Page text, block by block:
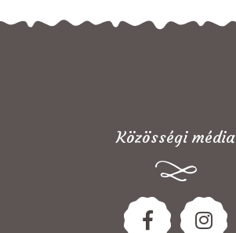
Közösségi média